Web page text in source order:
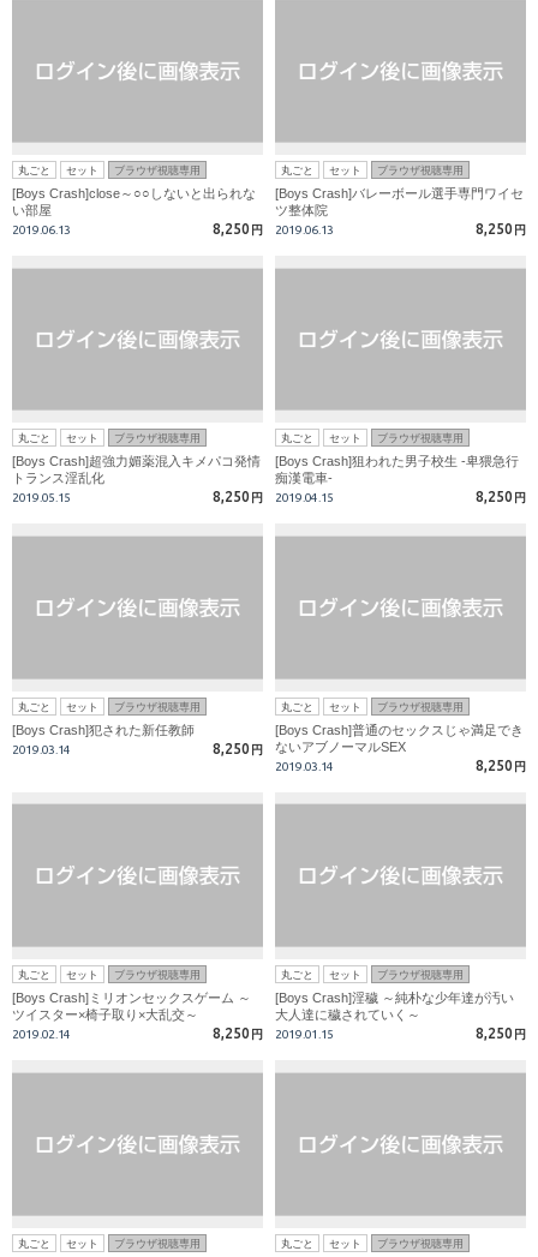
丸ごと セット ブラウザ視聴専用
[Boys Crash]close～○○しないと出られな
い部屋
2019.06.13 8,250 円
丸ごと セット ブラウザ視聴専用
[Boys Crash]バレーボール選手専門ワイセ
ツ整体院
2019.06.13 8,250 円
丸ごと セット ブラウザ視聴専用
[Boys Crash]超強力媚薬混入キメパコ発情
トランス淫乱化
2019.05.15 8,250 円
丸ごと セット ブラウザ視聴専用
[Boys Crash]狙われた男子校生 -卑猥急行
痴漢電車-
2019.04.15 8,250 円
丸ごと セット ブラウザ視聴専用
[Boys Crash]犯された新任教師
2019.03.14 8,250 円
丸ごと セット ブラウザ視聴専用
[Boys Crash]普通のセックスじゃ満足でき
ないアブノーマルSEX
2019.03.14 8,250 円
丸ごと セット ブラウザ視聴専用
[Boys Crash]ミリオンセックスゲーム ～
ツイスター×椅子取り×大乱交～
2019.02.14 8,250 円
丸ごと セット ブラウザ視聴専用
[Boys Crash]淫穢 ～純朴な少年達が汚い
大人達に穢されていく～
2019.01.15 8,250 円
丸ごと セット ブラウザ視聴専用 丸ごと セット ブラウザ視聴専用